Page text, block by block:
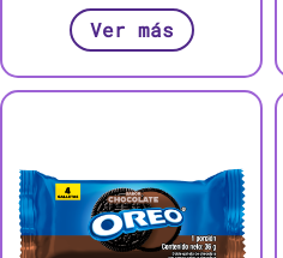
Ver más